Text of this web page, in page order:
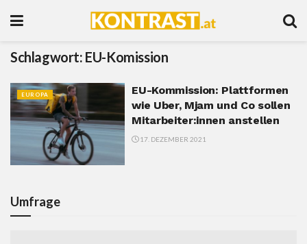
Schlagwort: EU-Komission
EUROPA
EU-Kommission: Plattformen
wie Uber, Mjam und Co sollen
Mitarbeiter:innen anstellen
17. DEZEMBER 2021
Umfrage